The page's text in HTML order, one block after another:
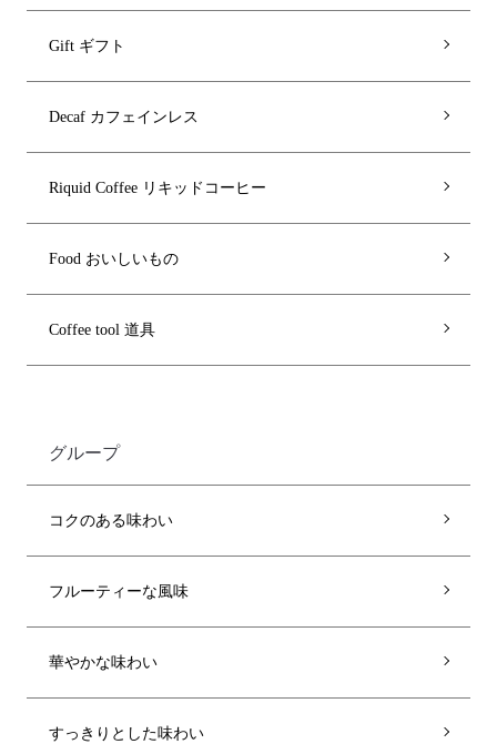
Gift ギフト
Decaf カフェインレス
Riquid Coffee リキッドコーヒー
Food おいしいもの
Coffee tool 道具
グループ
コクのある味わい
フルーティーな風味
華やかな味わい
すっきりとした味わい